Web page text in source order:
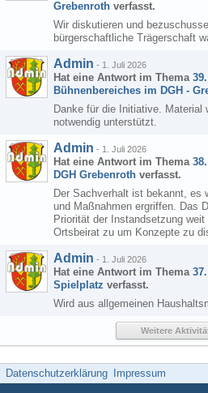
Grebenroth verfasst.
Wir diskutieren und
bürgerschaftliche Trägerschaft
Admin - 1. Juli 2026
Hat eine Antwort im Thema
Bühnenbereiches im DGH -
Danke für die Initiative. Material
notwendig unterstützt.
Admin - 1. Juli 2026
Hat eine Antwort im Thema
DGH Grebenroth verfasst.
Der Sachverhalt ist bekannt, es
und Maßnahmen ergriffen. Das
Priorität der Instandsetzung
Ortsbeirat zu um Konzepte zu
Admin - 1. Juli 2026
Hat eine Antwort im Thema
Spielplatz verfasst.
Wird aus allgemeinen
Weitere
Datenschutzerklärung Impressum